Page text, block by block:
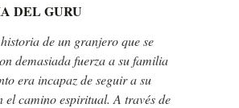
DEL GURU
de un granjero que se
demasiada fuerza a su familia
era incapaz de seguir a su
el camino espiritual. A través de